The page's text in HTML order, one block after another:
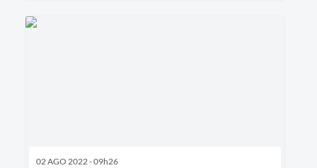
02 AGO 2022 - 09h26